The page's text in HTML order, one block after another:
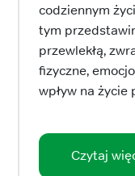
codziennym
tym
przewlekłą,
fizyczne,
wpływ na życie
Czytaj